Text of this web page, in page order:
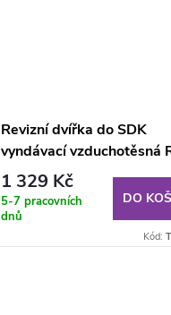
Revizní dvířka do SDK
vyndávací vzduchotěsná
300x600x12.5 mm GKBi
(V)
1 329 Kč
5-7 pracovních
dnů
DO
Kód: